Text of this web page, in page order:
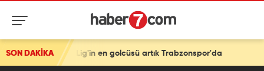
SON DAKİKA
en golcüsü artık Trabzonspor'da